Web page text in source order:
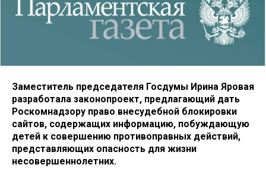
Заместитель председателя Госдумы Ирина Яровая
разработала законопроект, предлагающий дать
Роскомнадзору право внесудебной блокировки
сайтов, содержащих информацию, побуждающую
детей к совершению противоправных действий,
представляющих опасность для жизни
несовершеннолетних.